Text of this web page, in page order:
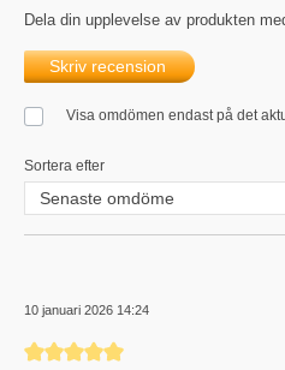
Dela din upplevelse av produkten
Skriv recension
Visa omdömen endast på det
Sortera efter
10 januari 2026 14:24
Recension med betyg på 5 av 5